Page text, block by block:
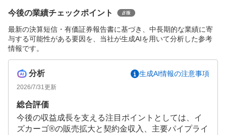
今後の業績チェックポイント
最新の決算短信・有価証券報告書に基づき、中長期的な業績に寄
与する可能性がある要因を、当社が生成AIを用いて分析した参考
情報です。
分析 生成AI情報の注意事項
2026/7/31更新
総合評価
今後の収益成長を支える注目ポイントとしては、イ
ズカーゴ®の販売拡大と契約金収入、主要パイプライ